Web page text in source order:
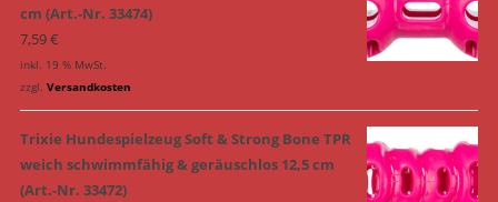
cm (Art.-Nr. 33474)
7,59€
inkl. 19 % MwSt.
zzgl. Versandkosten
Trixie Hundespielzeug Soft & Strong Bone TPR
weich schwimmfähig & geräuschlos 12,5 cm
(Art.-Nr. 33472)